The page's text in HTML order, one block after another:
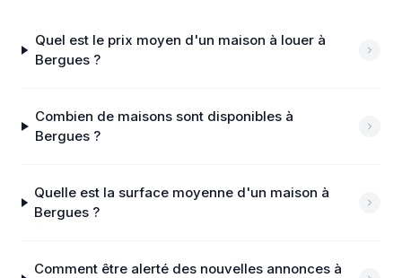
Quel est le prix moyen d'un maison à louer à
Bergues ?
Combien de maisons sont disponibles à
Bergues ?
Quelle est la surface moyenne d'un maison à
Bergues ?
Comment être alerté des nouvelles annonces à